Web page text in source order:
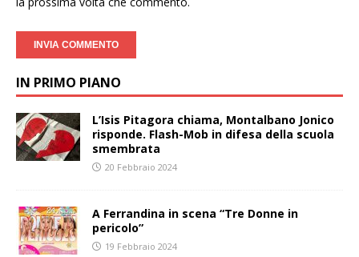
IN PRIMO PIANO
L’Isis Pitagora chiama, Montalbano Jonico
risponde. Flash-Mob in difesa della scuola
smembrata
20 Febbraio 2024
A Ferrandina in scena “Tre Donne in
pericolo”
19 Febbraio 2024